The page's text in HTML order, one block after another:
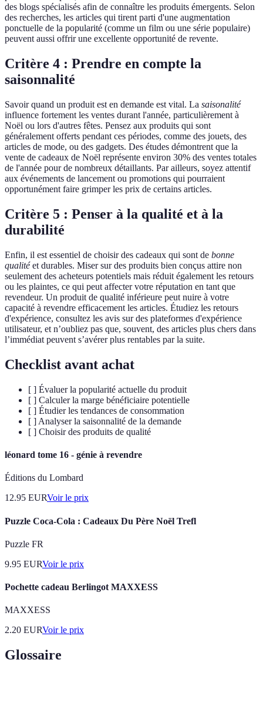
des blogs spécialisés afin de connaître les produits émergents. Selon
des recherches, les articles qui tirent parti d'une augmentation
ponctuelle de la popularité (comme un film ou une série populaire)
peuvent aussi offrir une excellente opportunité de revente.
Critère 4 : Prendre en compte la
saisonnalité
Savoir quand un produit est en demande est vital. La saisonalité
influence fortement les ventes durant l'année, particulièrement à
Noël ou lors d'autres fêtes. Pensez aux produits qui sont
généralement offerts pendant ces périodes, comme des jouets, des
articles de mode, ou des gadgets. Des études démontrent que la
vente de cadeaux de Noël représente environ 30% des ventes totales
de l'année pour de nombreux détaillants. Par ailleurs, soyez attentif
aux événements de lancement ou promotions qui pourraient
opportunément faire grimper les prix de certains articles.
Critère 5 : Penser à la qualité et à la
durabilité
Enfin, il est essentiel de choisir des cadeaux qui sont de bonne
qualitéet durables. Miser sur des produits bien conçus attire non
seulement des acheteurs potentiels mais réduit également les retours
ou les plaintes, ce qui peut affecter votre réputation en tant que
revendeur. Un produit de qualité inférieure peut nuire à votre
capacité à revendre efficacement les articles. Étudiez les retours
d'expérience, consultez les avis sur des plateformes d'expérience
utilisateur, et n’oubliez pas que, souvent, des articles plus chers dans
l’immédiat peuvent s’avérer plus rentables par la suite.
Checklist avant achat
[ ] Évaluer la popularité actuelle du produit
[ ] Calculer la marge bénéficiaire potentielle
[ ] Étudier les tendances de consommation
[ ] Analyser la saisonnalité de la demande
[ ] Choisir des produits de qualité
léonard tome 16 - génie à revendre
Éditions du Lombard
12.95 EURVoir le prix
Puzzle Coca-Cola : Cadeaux Du Père Noël Trefl
Puzzle FR
9.95 EURVoir le prix
Pochette cadeau Berlingot MAXXESS
MAXXESS
2.20 EURVoir le prix
Glossaire